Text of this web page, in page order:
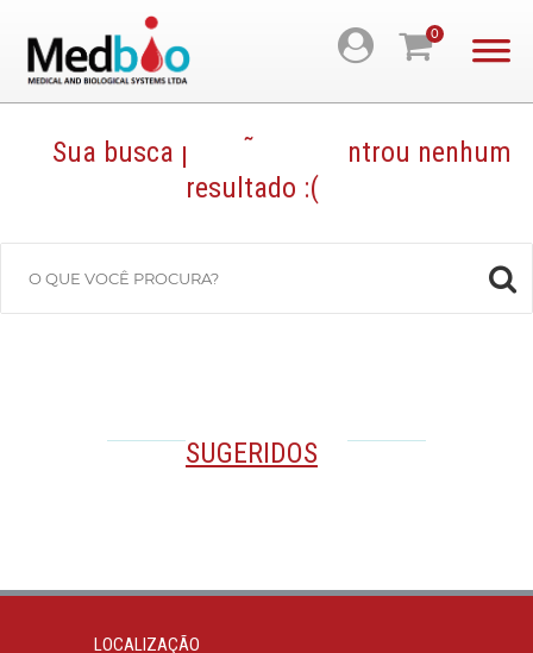
0
Sua busca por
nÃ£o encontrou nenhum
resultado :(
SUGERIDOS
LOCALIZAÇÃO